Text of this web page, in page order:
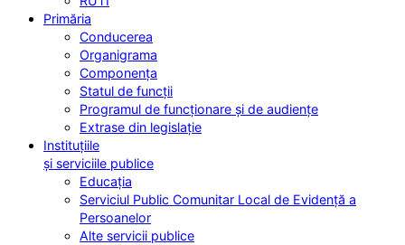
Primăria
Conducerea
Organigrama
Componența
Statul de funcții
Programul de funcționare și de audiențe
Extrase din legislație
Instituțiile
și serviciile publice
Educația
Serviciul Public Comunitar Local de Evidență a
Persoanelor
Alte servicii publice